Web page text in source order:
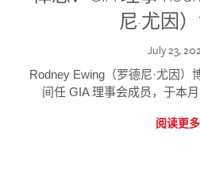
尼·尤因
July 23,
Rodney Ewing（罗德尼·尤因）
间任 GIA 理事会成员，于本
阅读更多